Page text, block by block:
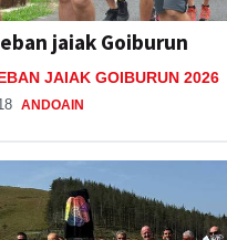
jaiak Goiburun
JAIAK GOIBURUN 2026
ANDOAIN